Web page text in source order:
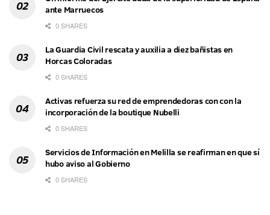
ante Marruecos
0 SHARES
La Guardia Civil rescata y auxilia a diez bañistas en
Horcas Coloradas
0 SHARES
Activas refuerza su red de emprendedoras con con la
incorporación de la boutique Nubelli
0 SHARES
Servicios de Información en Melilla se reafirman en que sí
hubo aviso al Gobierno
0 SHARES